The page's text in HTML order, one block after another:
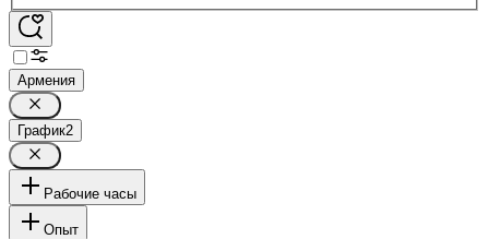
Армения
График2
Рабочие часы
Опыт